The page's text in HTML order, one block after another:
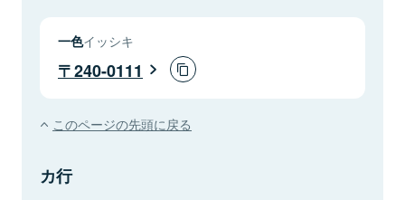
一色イッシキ
240-0111
このページの先頭に戻る
カ行